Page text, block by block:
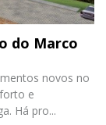
do Marco
novos no
e
Há pro...